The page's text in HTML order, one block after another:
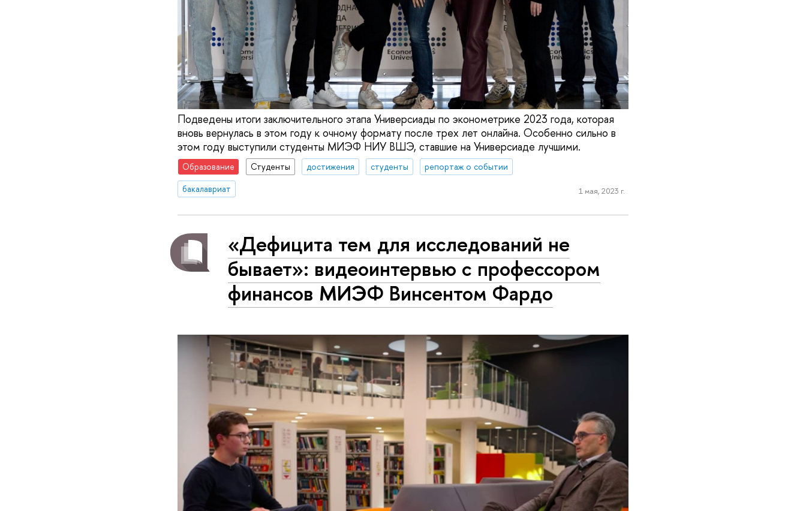
Подведены итоги заключительного этапа Универсиады по эконометрике 2023 года, которая
вновь вернулась в этом году к очному формату после трех лет онлайна. Особенно сильно в
этом году выступили студенты МИЭФ НИУ ВШЭ, ставшие на Универсиаде лучшими.
Образование Студенты достижения студенты
репортаж о событии
бакалавриат
1 мая, 2023 г.
«Дефицита тем для исследований не
бывает»: видеоинтервью с профессором
финансов МИЭФ Винсентом Фардо